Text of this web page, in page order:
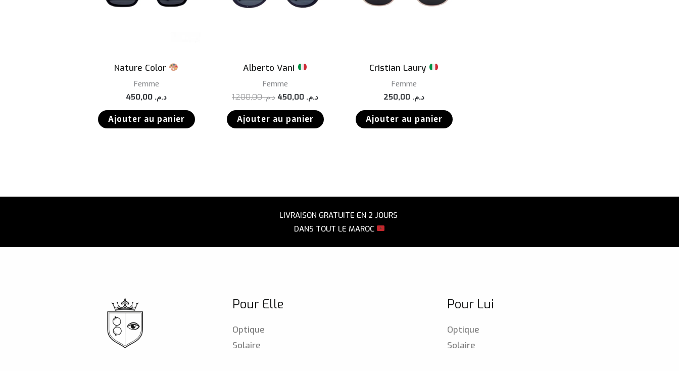
Nature Color
Femme
د.م.
Ajouter au panier
Alberto Vani
Femme
د.م.1.200,00
Le
initial
était :
د.م.Le
actuel
est :
Ajouter au panier
Cristian Laury
Femme
د.م.
Ajouter au panier
LIVRAISON GRATUITE EN 2 JOURS
DANS TOUT LE MAROC
Pour Elle
Optique
Solaire
Pour Lui
Optique
Solaire